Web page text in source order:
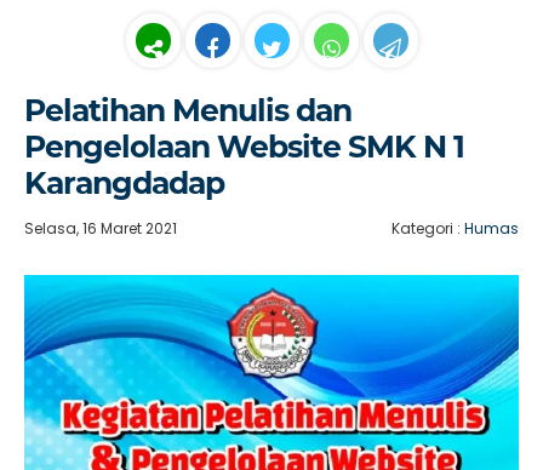
Pelatihan Menulis dan
Pengelolaan Website SMK N 1
Karangdadap
Selasa, 16 Maret 2021 Kategori : Humas